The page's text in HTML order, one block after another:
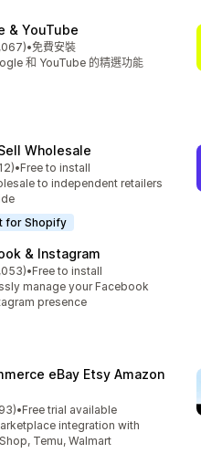
& YouTube
顆星
則評價
•免費安裝
和 YouTube 的精選功能
Wholesale
顆星
則評價
•Free to install
to independent retailers
for Shopify
& Instagram
顆星
則評價
•Free to install
manage your Facebook
presence
eBay Etsy Amazon
顆星
則評價
•Free trial available
integration with
Temu, Walmart